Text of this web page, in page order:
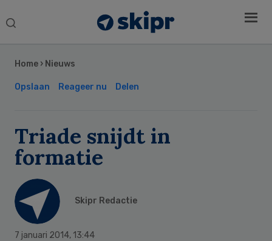
Search
Home › Nieuws
Opslaan Reageer nu Delen
Triade snijdt in
formatie
Skipr Redactie
7 januari 2014, 13:44
Sidebar